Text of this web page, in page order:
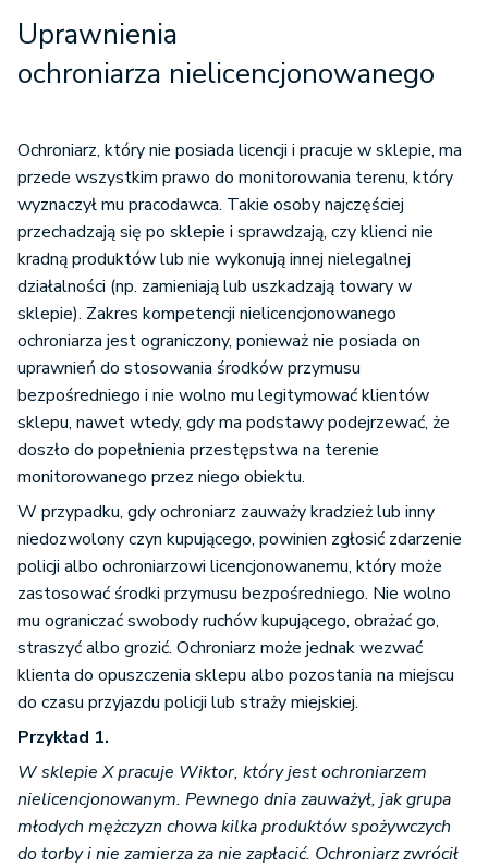
Uprawnienia
ochroniarza nielicencjonowanego
Ochroniarz, który nie posiada licencji i pracuje w sklepie, ma
przede wszystkim prawo do monitorowania terenu, który
wyznaczył mu pracodawca. Takie osoby najczęściej
przechadzają się po sklepie i sprawdzają, czy klienci nie
kradną produktów lub nie wykonują innej nielegalnej
działalności (np. zamieniają lub uszkadzają towary w
sklepie). Zakres kompetencji nielicencjonowanego
ochroniarza jest ograniczony, ponieważ nie posiada on
uprawnień do stosowania środków przymusu
bezpośredniego i nie wolno mu legitymować klientów
sklepu, nawet wtedy, gdy ma podstawy podejrzewać, że
doszło do popełnienia przestępstwa na terenie
monitorowanego przez niego obiektu.
W przypadku, gdy ochroniarz zauważy kradzież lub inny
niedozwolony czyn kupującego, powinien zgłosić zdarzenie
policji albo ochroniarzowi licencjonowanemu, który może
zastosować środki przymusu bezpośredniego. Nie wolno
mu ograniczać swobody ruchów kupującego, obrażać go,
straszyć albo grozić. Ochroniarz może jednak wezwać
klienta do opuszczenia sklepu albo pozostania na miejscu
do czasu przyjazdu policji lub straży miejskiej.
Przykład 1.
W sklepie X pracuje Wiktor, który jest ochroniarzem
nielicencjonowanym. Pewnego dnia zauważył, jak grupa
młodych mężczyzn chowa kilka produktów spożywczych
do torby i nie zamierza za nie zapłacić. Ochroniarz zwrócił